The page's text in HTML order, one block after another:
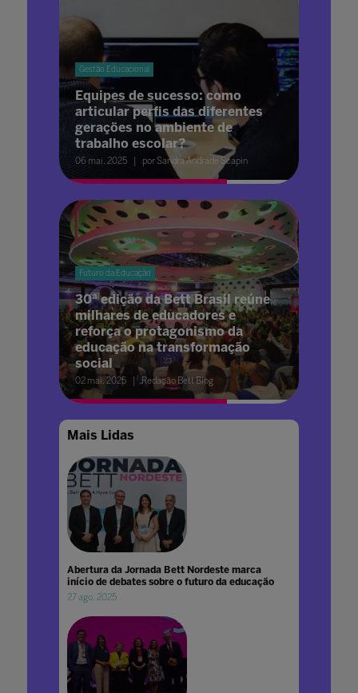
Gestão Educacional
Equipes de sucesso: como
articular perfis das diferentes
gerações no ambiente de
trabalho escolar?
06 mai. 2025 por Sandra Andrade Scapin
Futuro da Educação
30ª edição da Bett Brasil reúne
milhares de educadores e
reforça o protagonismo da
educação na transformação
social
02 mai. 2025 Redação Bett Blog
Mais Lidas
Abertura da Jornada Bett Nordeste marca
início de debates sobre o futuro da educação
27 ago. 2025